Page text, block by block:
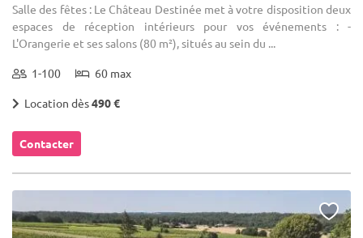
Salle des fêtes : Le Château Destinée met à votre disposition deux
espaces de réception intérieurs pour vos événements : -
L'Orangerie et ses salons (80 m²), situés au sein du ...
1-100 60 max
Location dès490 €
Contacter